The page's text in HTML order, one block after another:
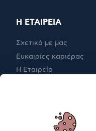
Η ΕΤΑΙΡΕΙΑ
Σχετικά με μας
Ευκαιρίες καριέρας
Η Εταιρεία